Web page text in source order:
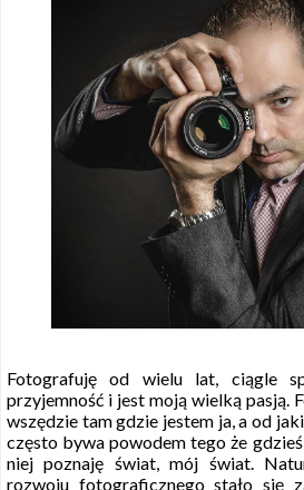
Fotografuję od wielu lat, ciągle
przyjemność i jest moją wielką pasją.
wszędzie tam gdzie jestem ja, a od
często bywa powodem tego że
niej poznaję świat, mój świat.
rozwoju fotograficznego stało się